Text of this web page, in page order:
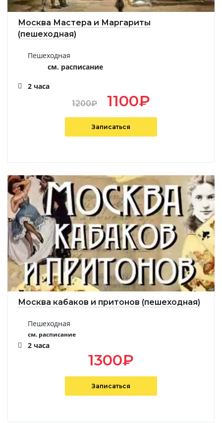
Москва Мастера и Маргариты
(пешеходная)
1200₽ 1100₽
Записаться
Пешеходная
см. расписание
2 часа
Москва кабаков и притонов (пешеходная)
1300₽
Записаться
Пешеходная
см. расписание
2 часа